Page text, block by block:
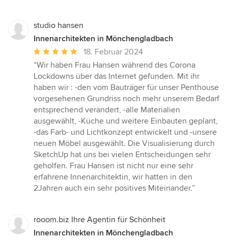
studio hansen
Innenarchitekten in Mönchengladbach
Durchschnittliche
Bewertung:
5
von
5
Sternen
18. Februar 2024
“Wir haben Frau Hansen während des Corona
Lockdowns über das Internet gefunden. Mit ihr
haben wir : -den vom Bauträger für unser Penthouse
vorgesehenen Grundriss noch mehr unserem Bedarf
entsprechend verändert, -alle Materialien
ausgewählt, -Küche und weitere Einbauten geplant,
-das Farb- und Lichtkonzept entwickelt und -unsere
neuen Möbel ausgewählt. Die Visualisierung durch
SketchUp hat uns bei vielen Entscheidungen sehr
geholfen. Frau Hansen ist nicht nur eine sehr
erfahrene Innenarchitektin, wir hatten in den
2Jahren auch ein sehr positives Miteinander.”
rooom.biz Ihre Agentin für Schönheit
Innenarchitekten in Mönchengladbach